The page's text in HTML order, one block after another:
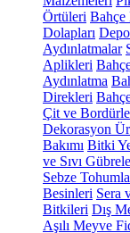
Örtüleri Bahçe
Dolapları
Aydınlatmalar
Aplikleri
Aydınlatma
Direkleri
Çit ve
Dekorasyon
Bakımı Bitki
ve Sıvı
Sebze
Besinleri Sera
Bitkileri Dış
Aşılı Meyve